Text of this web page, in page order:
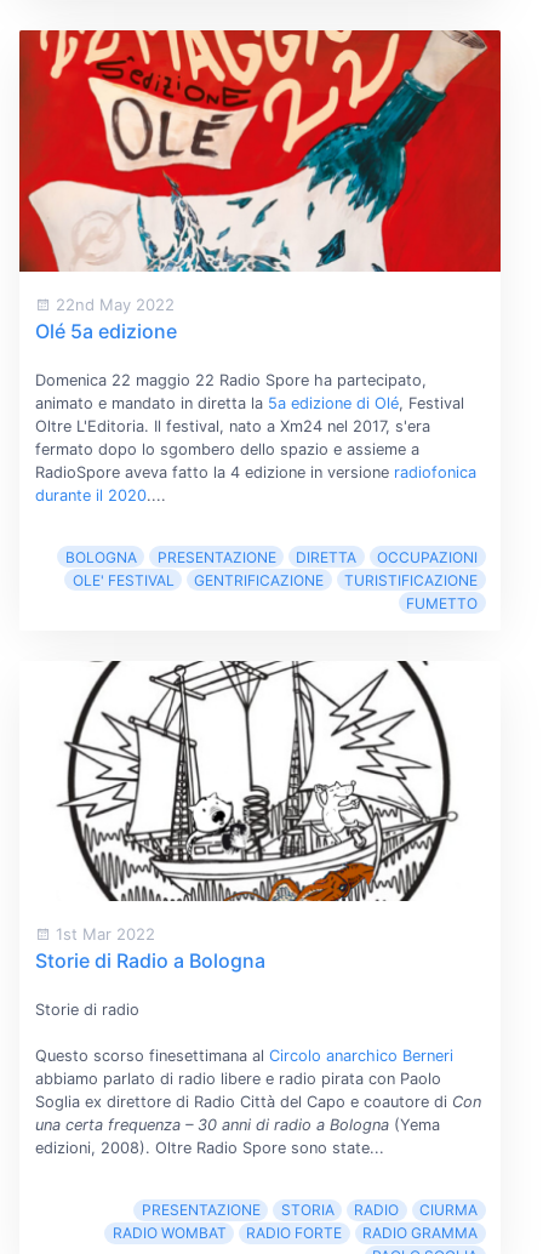
22nd May 2022
Olé 5a edizione
Domenica 22 maggio 22 Radio Spore ha partecipato,
animato e mandato in diretta la 5a edizione di Olé, Festival
Oltre L'Editoria. Il festival, nato a Xm24 nel 2017, s'era
fermato dopo lo sgombero dello spazio e assieme a
RadioSpore aveva fatto la 4 edizione in versioneradiofonica
durante il 2020....
BOLOGNA PRESENTAZIONE DIRETTA
OCCUPAZIONI
OLE' FESTIVAL
GENTRIFICAZIONE
TURISTIFICAZIONE
FUMETTO
1st Mar 2022
Storie di Radio a Bologna
Storie di radio
Questo scorso finesettimana al Circolo anarchico Berneri
abbiamo parlato di radio libere e radio pirata con Paolo
Soglia ex direttore di Radio Città del Capo e coautore di Con
una certa frequenza – 30 anni di radio a Bologna(Yema
edizioni, 2008). Oltre Radio Spore sono state...
PRESENTAZIONE STORIA RADIO
CIURMA
RADIO WOMBAT
RADIO FORTE
RADIO GRAMMA